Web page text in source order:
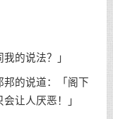
的说法？」
的说道：「阁下
让人厌恶！」